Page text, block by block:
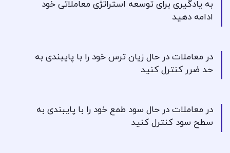
به یادگیری برای توسعه استراتژی معاملاتی خود
ادامه دهید
در معاملات در حال زیان ترس خود را با پایبندی به
حد ضرر کنترل کنید
در معاملات در حال سود طمع خود را با پایبندی به
سطح سود کنترل کنید